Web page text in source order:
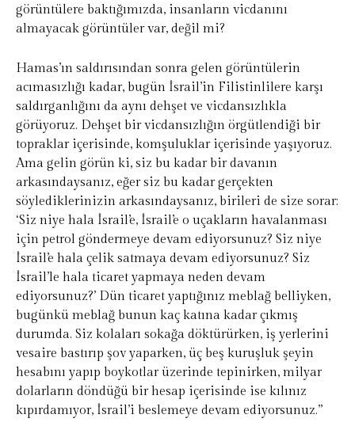
görüntülere baktığımızda, insanların vicdanını
almayacak görüntüler var, değil mi?
Hamas’ın saldırısından sonra gelen görüntülerin
acımasızlığı kadar, bugün İsrail’in Filistinlilere karşı
saldırganlığını da aynı dehşet ve vicdansızlıkla
görüyoruz. Dehşet bir vicdansızlığın örgütlendiği bir
topraklar içerisinde, komşuluklar içerisinde yaşıyoruz.
Ama gelin görün ki, siz bu kadar bir davanın
arkasındaysanız, eğer siz bu kadar gerçekten
söylediklerinizin arkasındaysanız, birileri de size sorar:
‘Siz niye hala İsrail’e, İsrail’e o uçakların havalanması
için petrol göndermeye devam ediyorsunuz? Siz niye
İsrail’e hala çelik satmaya devam ediyorsunuz? Siz
İsrail’le hala ticaret yapmaya neden devam
ediyorsunuz?’ Dün ticaret yaptığınız meblağ belliyken,
bugünkü meblağ bunun kaç katına kadar çıkmış
durumda. Siz kolaları sokağa döktürürken, iş yerlerini
vesaire bastırıp şov yaparken, üç beş kuruşluk şeyin
hesabını yapıp boykotlar üzerinde tepinirken, milyar
dolarların döndüğü bir hesap içerisinde ise kılınız
kıpırdamıyor, İsrail’i beslemeye devam ediyorsunuz.”